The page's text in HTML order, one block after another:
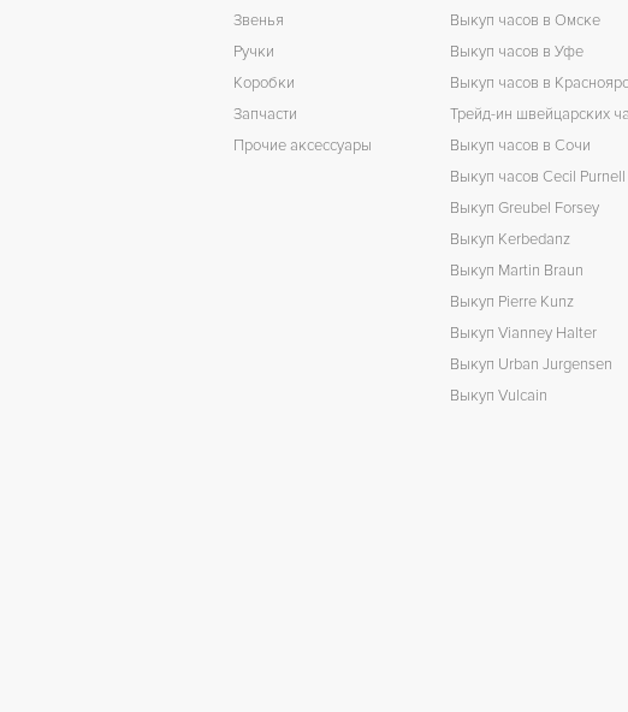
Звенья
Ручки
Коробки
Запчасти
Прочие аксессуары
Выкуп часов в Омске
Выкуп часов в Уфе
Выкуп часов в
Трейд-ин швейцарских
Выкуп часов в Сочи
Выкуп часов Cecil Purnell
Выкуп Greubel Forsey
Выкуп Kerbedanz
Выкуп Martin Braun
Выкуп Pierre Kunz
Выкуп Vianney Halter
Выкуп Urban Jurgensen
Выкуп Vulcain